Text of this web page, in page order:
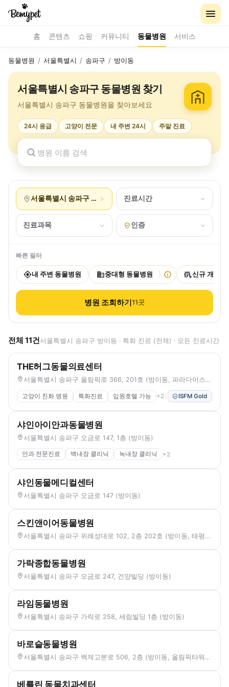
홈 콘텐츠 쇼핑 커뮤니티 동물병원 서비스
동물병원 / 서울특별시 / 송파구 / 방이동
서울특별시 송파구 동물병원 찾기
서울특별시 송파구 동물병원을 찾아보세요
24시 응급 고양이 전문 내 주변 24시 주말 진료
서울특별시 송파구 방이동 진료시간
진료과목 인증
빠른 필터
내 주변 동물병원 중대형 동물병원 신규 개원
병원 조회하기11곳
전체 11건서울특별시 송파구 방이동 · 특화 진료 (전체) · 모든 진료시간
THE허그동물의료센터
서울특별시 송파구 올림픽로 366, 201호 (방이동, 파라다이스빌잠실)
고양이 친화 병원 특화진료 입원호텔 가능 +2 ISFM Gold
샤인아이안과동물병원
서울특별시 송파구 오금로 147, 1층 (방이동)
안과 전문진료 백내장 클리닉 녹내장 클리닉 +2
샤인동물메디컬센터
서울특별시 송파구 오금로 147 (방이동)
스킨앤이어동물병원
서울특별시 송파구 위례성대로 102, 2층 202호 (방이동, 태평양파크빌라트)
가락종합동물병원
서울특별시 송파구 오금로 247, 건양빌딩 (방이동)
라임동물병원
서울특별시 송파구 가락로 258, 세림빌딩 1층 (방이동)
바로슬동물병원
서울특별시 송파구 백제고분로 506, 2층 (방이동, 올림픽타워빌)
베를린 동물치과센터